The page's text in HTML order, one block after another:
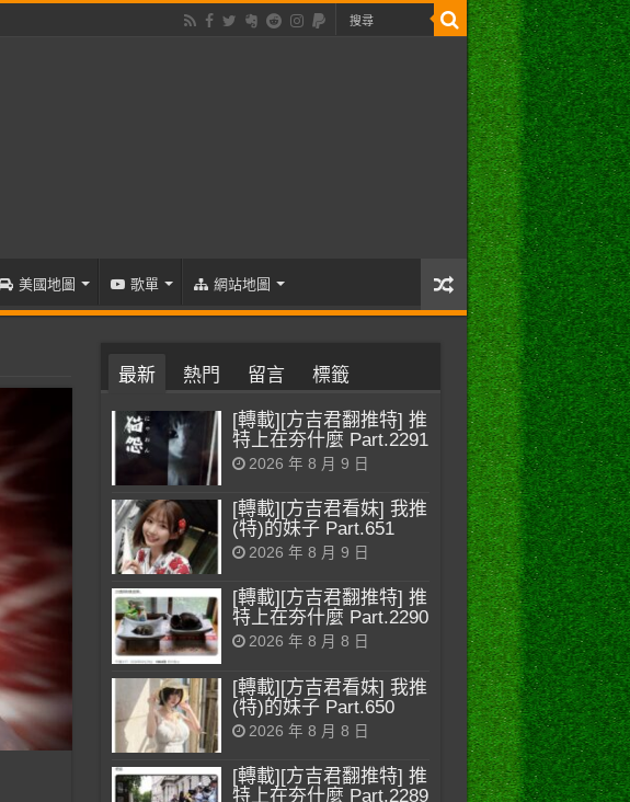
美國地圖 歌單 網站地圖
最新 熱門 留言 標籤
[轉載][方吉君翻推特] 推
特上在夯什麼 Part.2291
2026 年 8 月 9 日
[轉載][方吉君看妹] 我推
(特)的妹子 Part.651
2026 年 8 月 9 日
[轉載][方吉君翻推特] 推
特上在夯什麼 Part.2290
2026 年 8 月 8 日
[轉載][方吉君看妹] 我推
(特)的妹子 Part.650
2026 年 8 月 8 日
[轉載][方吉君翻推特] 推
特上在夯什麼 Part.2289